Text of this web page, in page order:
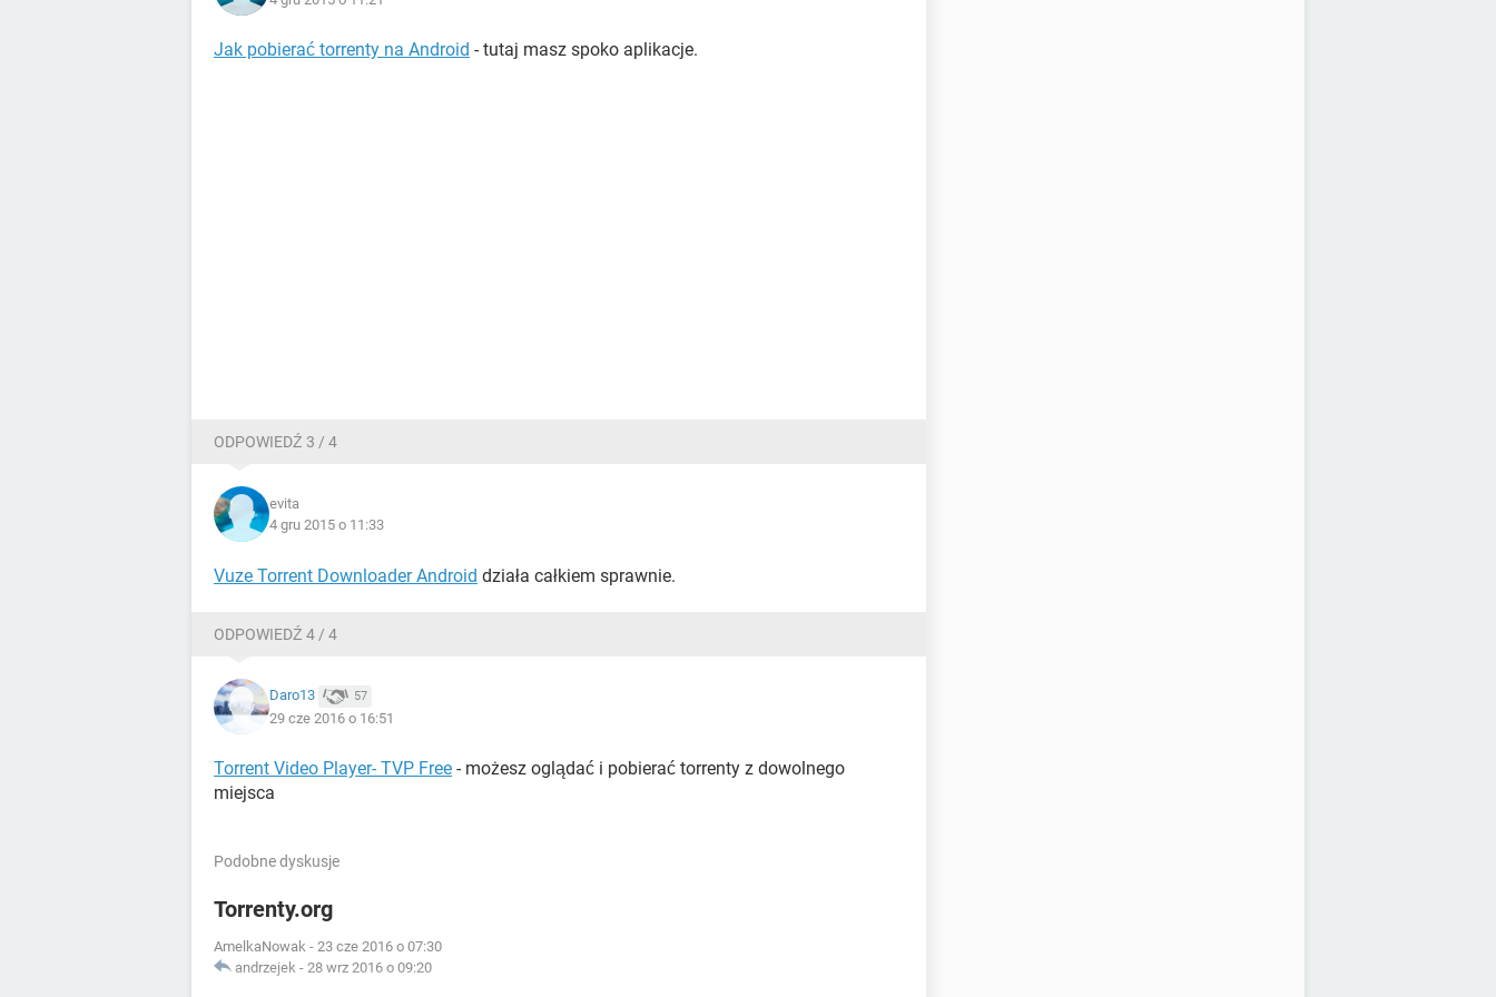
Jak pobierać torrenty na Android - tutaj masz spoko aplikacje.
ODPOWIEDŹ 3 / 4
evita
4 gru 2015 o 11:33
Vuze Torrent Downloader Android działa całkiem sprawnie.
ODPOWIEDŹ 4 / 4
Daro13 57
29 cze 2016 o 16:51
Torrent Video Player- TVP Free - możesz oglądać i pobierać torrenty z dowolnego
miejsca
Podobne dyskusje
Torrenty.org
AmelkaNowak - 23 cze 2016 o 07:30
andrzejek - 28 wrz 2016 o 09:20